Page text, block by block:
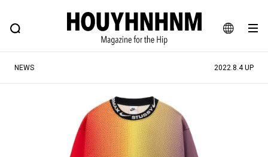
JA
EN
FEATURE BLOG SNAP
ヒップなファッション、カルチャー、ライフスタイルWEBマガジン
#SHOPPING ADDICT #憧れの逸品
#ESSENTIAL DESIGNS #古着サミット
NEWS 2022.8.4 UP